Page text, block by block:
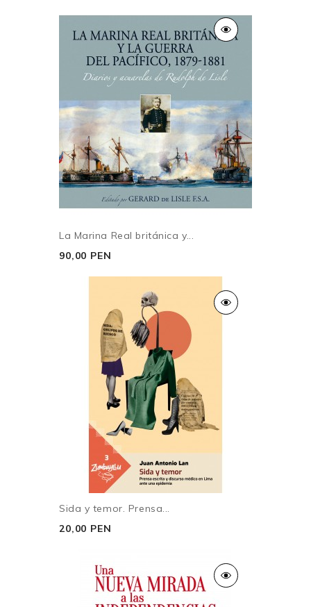
La Marina Real británica y...
90,00 PEN
Sida y temor. Prensa...
20,00 PEN